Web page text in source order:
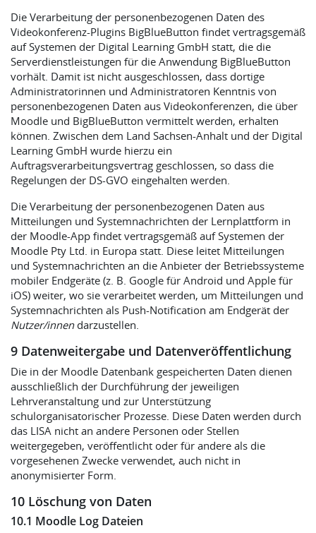
Die Verarbeitung der personenbezogenen Daten des
Videokonferenz-Plugins BigBlueButton findet vertragsgemäß
auf Systemen der Digital Learning GmbH statt, die die
Serverdienstleistungen für die Anwendung BigBlueButton
vorhält. Damit ist nicht ausgeschlossen, dass dortige
Administratorinnen und Administratoren Kenntnis von
personenbezogenen Daten aus Videokonferenzen, die über
Moodle und BigBlueButton vermittelt werden, erhalten
können. Zwischen dem Land Sachsen-Anhalt und der Digital
Learning GmbH wurde hierzu ein
Auftragsverarbeitungsvertrag geschlossen, so dass die
Regelungen der DS-GVO eingehalten werden.
Die Verarbeitung der personenbezogenen Daten aus
Mitteilungen und Systemnachrichten der Lernplattform in
der Moodle-App findet vertragsgemäß auf Systemen der
Moodle Pty Ltd. in Europa statt. Diese leitet Mitteilungen
und Systemnachrichten an die Anbieter der Betriebssysteme
mobiler Endgeräte (z. B. Google für Android und Apple für
iOS) weiter, wo sie verarbeitet werden, um Mitteilungen und
Systemnachrichten als Push-Notification am Endgerät der
Nutzer/innendarzustellen.
9 Datenweitergabe und Datenveröffentlichung
Die in der Moodle Datenbank gespeicherten Daten dienen
ausschließlich der Durchführung der jeweiligen
Lehrveranstaltung und zur Unterstützung
schulorganisatorischer Prozesse. Diese Daten werden durch
das LISA nicht an andere Personen oder Stellen
weitergegeben, veröffentlicht oder für andere als die
vorgesehenen Zwecke verwendet, auch nicht in
anonymisierter Form.
10 Löschung von Daten
10.1 Moodle Log Dateien